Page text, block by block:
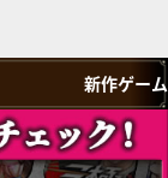
新作ゲーム